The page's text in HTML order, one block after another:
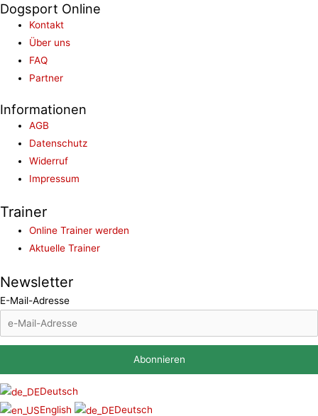
Dogsport Online
Kontakt
Über uns
FAQ
Partner
Informationen
AGB
Datenschutz
Widerruf
Impressum
Trainer
Online Trainer werden
Aktuelle Trainer
Newsletter
E-Mail-Adresse
Deutsch
English
Deutsch